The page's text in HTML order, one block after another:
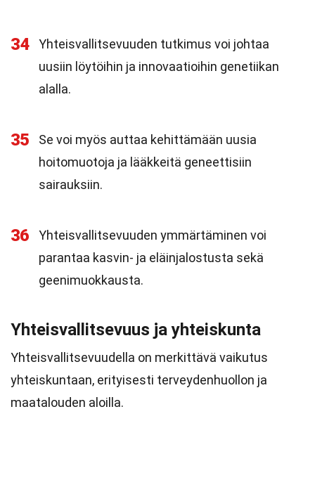
34
Yhteisvallitsevuuden tutkimus voi johtaa
uusiin löytöihin ja innovaatioihin genetiikan
alalla.
35
Se voi myös auttaa kehittämään uusia
hoitomuotoja ja lääkkeitä geneettisiin
sairauksiin.
36
Yhteisvallitsevuuden ymmärtäminen voi
parantaa kasvin- ja eläinjalostusta sekä
geenimuokkausta.
Yhteisvallitsevuus ja yhteiskunta
Yhteisvallitsevuudella on merkittävä vaikutus
yhteiskuntaan, erityisesti terveydenhuollon ja
maatalouden aloilla.